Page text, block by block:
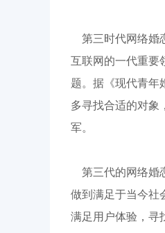
第三时代网络婚
互联网的一代重要
题。据《现代青年
多寻找合适的对象
军。
第三代的网络婚
做到满足于当今社
满足用户体验，寻